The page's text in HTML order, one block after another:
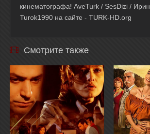
кинематографа! AveTurk / SesDizi /
Turok1990 на сайте - TURK-HD.org
Смотрите также